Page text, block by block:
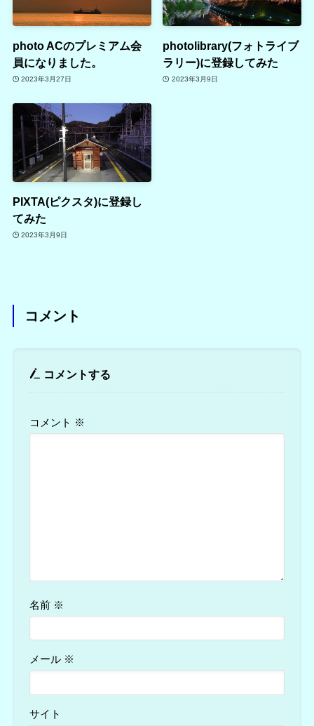
photo ACのプレミアム会
員になりました。
2023年3月27日
photolibrary(フォトライブ
ラリー)に登録してみた
2023年3月9日
PIXTA(ピクスタ)に登録し
てみた
2023年3月9日
コメント
コメントする
コメント ※
名前 ※
メール ※
サイト